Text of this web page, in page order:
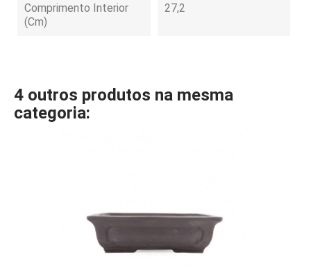
Comprimento Interior
(cm)
27,2
4 outros produtos na mesma
categoria: